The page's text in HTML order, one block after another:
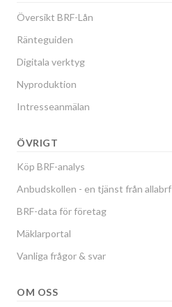
Översikt BRF-Lån
Ränteguiden
Digitala verktyg
Nyproduktion
Intresseanmälan
ÖVRIGT
Köp BRF-analys
Anbudskollen - en tjänst från allabrf
BRF-data för företag
Mäklarportal
Vanliga frågor & svar
OM OSS